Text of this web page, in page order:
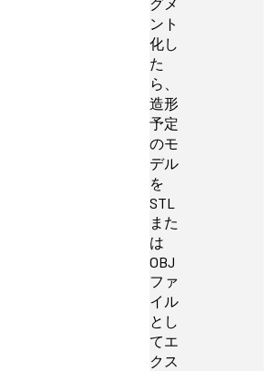
ント
化し
た
ら、
造形
予定
のモ
デル
を
STL
また
は
OBJ
ファ
イル
とし
てエ
クス